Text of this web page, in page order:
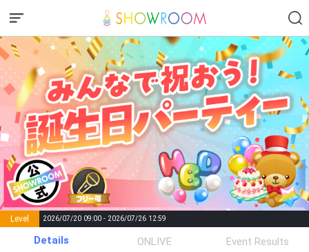
Level 2026/07/20 09:00 - 2026/07/26 12:59
Points List of Goal
number of
positions
Rema
Details ONLIVE Event Results